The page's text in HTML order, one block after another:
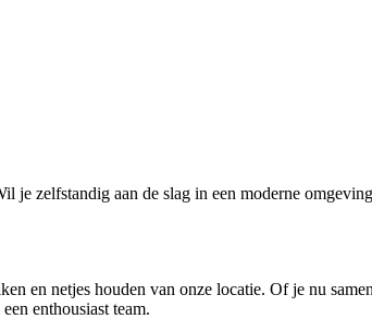
zelfstandig aan de slag in een moderne
en netjes houden van onze locatie. Of je nu
enthousiast team.